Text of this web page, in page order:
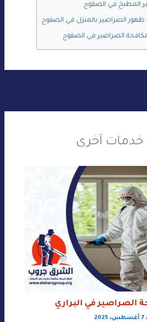
المطبخ في الصفوح
ظهور الصراصير بالمنزل في الصفوح
الصراصير في الصفوح
التالي
خدمات آخرى
الصراصير في البراري
7 أغسطس، 2025